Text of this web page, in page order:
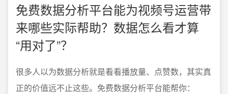
免费数据分析平台能为视频号运营带
来哪些实际帮助？数据怎么看才算
“用对了”？
很多人以为数据分析就是看看播放量、点赞数，其实真
正的价值远不止这些。免费数据分析平台能帮你：